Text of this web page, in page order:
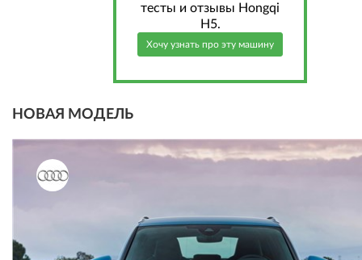
тесты и отзывы Hongqi
H5.
Хочу узнать про эту машину
НОВАЯ МОДЕЛЬ